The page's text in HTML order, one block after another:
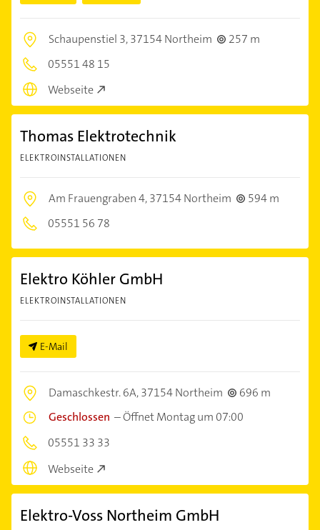
Schaupenstiel 3,37154 Northeim
257 m
05551 48 15
Webseite
Thomas Elektrotechnik
ELEKTROINSTALLATIONEN
Am Frauengraben 4,37154 Northeim
594 m
05551 56 78
Elektro Köhler GmbH
ELEKTROINSTALLATIONEN
E-Mail
Damaschkestr. 6A,37154 Northeim
696 m
Geschlossen –Öffnet Montag um 07:00
05551 33 33
Webseite
Elektro-Voss Northeim GmbH